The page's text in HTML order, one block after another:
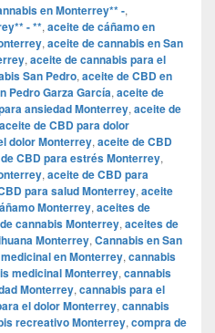
en Monterrey** -,
- **, aceite de cáñamo en
, aceite de cannabis en San
, aceite de cannabis para el
San Pedro, aceite de CBD en
Pedro Garza García, aceite de
ansiedad Monterrey, aceite de
aceite de CBD para dolor
dolor Monterrey, aceite de CBD
CBD para estrés Monterrey,
, aceite de CBD para
para salud Monterrey, aceite
Monterrey, aceites de
cannabis Monterrey, aceites de
Monterrey, Cannabis en San
en Monterrey, cannabis
medicinal Monterrey, cannabis
Monterrey, cannabis para el
el dolor Monterrey, cannabis
recreativo Monterrey, compra de